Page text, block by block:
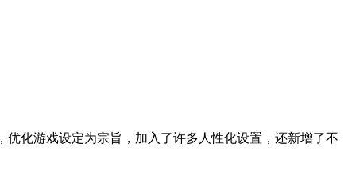
化游戏设定为宗旨，加入了许多人性化设置，还新增了不